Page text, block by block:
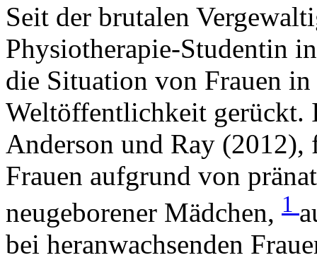
Seit der brutalen
Physiotherapie-Studentin
die Situation von Frauen
Weltöffentlichkeit gerückt.
Anderson und Ray
Frauen aufgrund von
neugeborener Mädchen, 1
bei heranwachsenden